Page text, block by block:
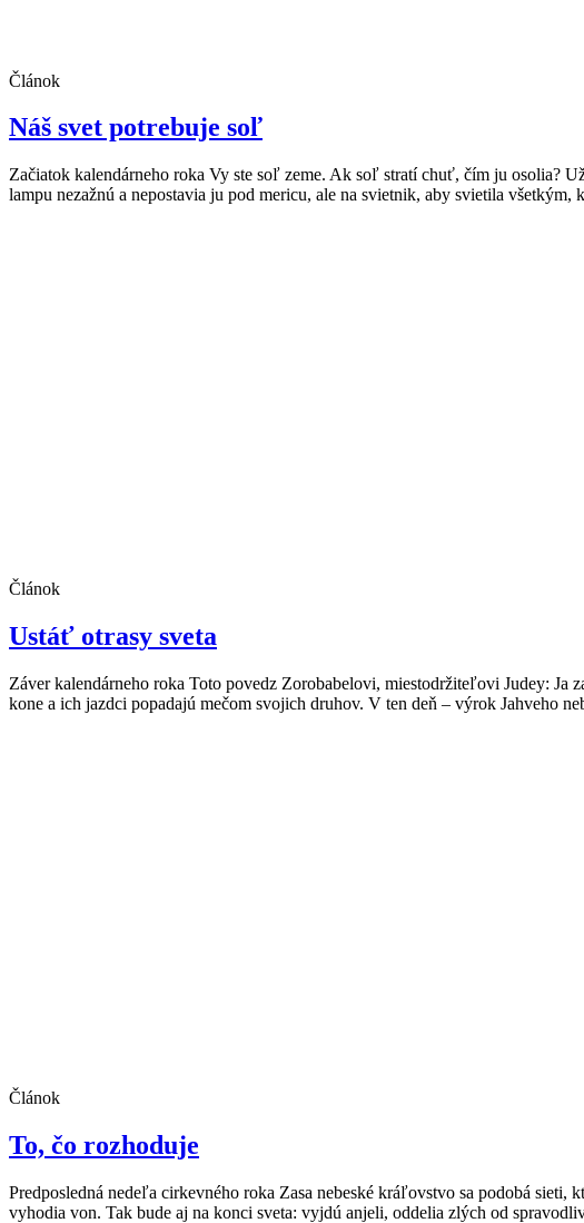
Článok
Náš svet potrebuje soľ
Začiatok kalendárneho roka Vy ste soľ zeme. Ak soľ stratí chuť, čím ju osolia?
lampu nezažnú a nepostavia ju pod mericu, ale na svietnik, aby svietila všetkým,
Článok
Ustáť otrasy sveta
Záver kalendárneho roka Toto povedz Zorobabelovi, miestodržiteľovi Judey:
kone a ich jazdci popadajú mečom svojich druhov. V ten deň – výrok Jahveho
Článok
To, čo rozhoduje
Predposledná nedeľa cirkevného roka Zasa nebeské kráľovstvo sa podobá
vyhodia von. Tak bude aj na konci sveta: vyjdú anjeli, oddelia zlých od